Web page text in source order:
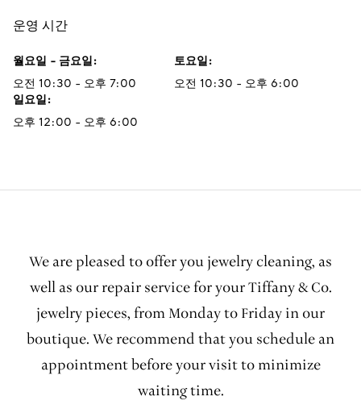
운영 시간
월요일 - 금요일:
오전 10:30 - 오후 7:00
토요일:
오전 10:30 - 오후 6:00
일요일:
오후 12:00 - 오후 6:00
We are pleased to offer you jewelry cleaning, as
well as our repair service for your Tiffany & Co.
jewelry pieces, from Monday to Friday in our
boutique. We recommend that you schedule an
appointment before your visit to minimize
waiting time.